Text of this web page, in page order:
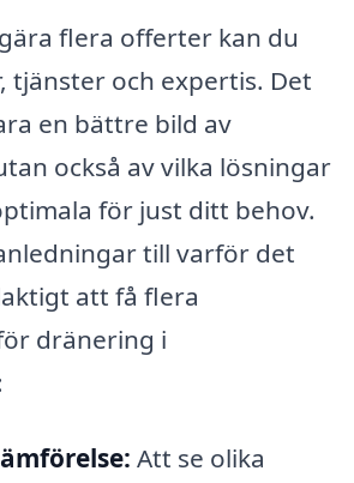
flera offerter kan du
tjänster och expertis. Det
en bättre bild av
också av vilka lösningar
för just ditt behov.
till varför det
att få flera
dränering i
Att se olika